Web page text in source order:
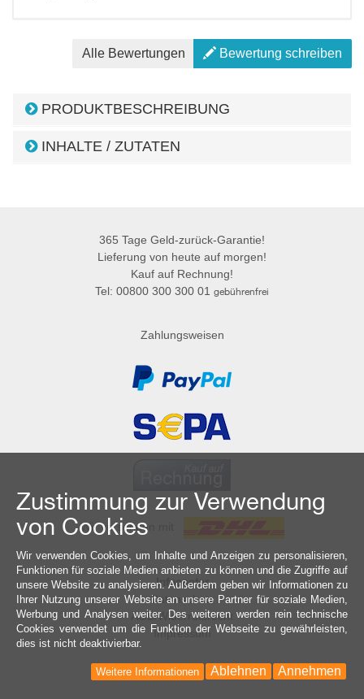
Alle Bewertungen Bewertung schreiben
PRODUKTBESCHREIBUNG
INHALTE / ZUTATEN
365 Tage Geld-zurück-Garantie!
Lieferung von heute auf morgen!
Kauf auf Rechnung!
Tel: 00800 300 300 01 gebührenfrei
Zahlungsweisen
Wir versenden mit
Infocenter
Datenschutz
AGB/Widerrufsrecht
Impressum
Zustimmung zur Verwendung
von Cookies
Wir verwenden Cookies, um Inhalte und Anzeigen zu personalisieren,
Funktionen für soziale Medien anbieten zu können und die Zugriffe auf
unsere Website zu analysieren. Außerdem geben wir Informationen zu
Ihrer Nutzung unserer Website an unsere Partner für soziale Medien,
Werbung und Analysen weiter. Des weiteren werden rein technische
Cookies verwendet um die Funktion der Webseite zu gewährleisten,
dies ist nicht deaktivierbar.
Annehmen
Ablehnen
Weitere Informationen